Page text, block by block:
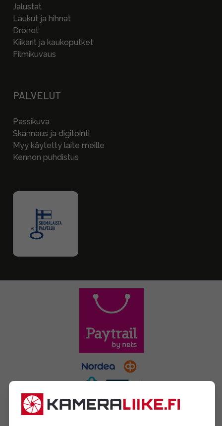
Jalustat
Laukut ja hihnat
Dronet
Kiikarit ja kaukoputket
Filmikuvaus
PALVELUT
Passikuva
Skannaus ja digitointi
Myy käytetty laite meille
Kennon puhdistus